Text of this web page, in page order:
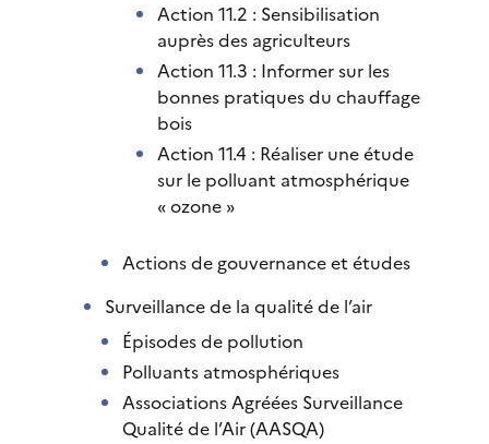
Action 11.2 : Sensibilisation
auprès des agriculteurs
Action 11.3 : Informer sur les
bonnes pratiques du chauffage
bois
Action 11.4 : Réaliser une étude
sur le polluant atmosphérique
« ozone »
Actions de gouvernance et études
Surveillance de la qualité de l’air
Épisodes de pollution
Polluants atmosphériques
Associations Agréées Surveillance
Qualité de l’Air (AASQA)